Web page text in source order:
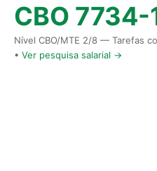
CBO 7734-
Nível CBO/MTE 2/8 — Tarefas
• Ver pesquisa salarial →